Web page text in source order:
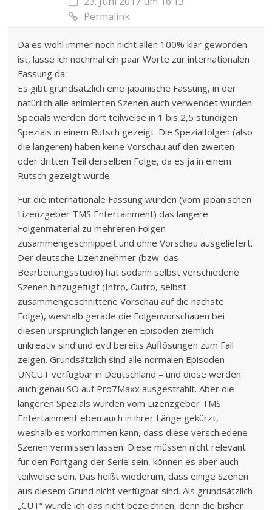
Permalink
Da es wohl immer noch nicht allen 100% klar geworden
ist, lasse ich nochmal ein paar Worte zur internationalen
Fassung da:
Es gibt grundsätzlich eine japanische Fassung, in der
natürlich alle animierten Szenen auch verwendet wurden.
Specials werden dort teilweise in 1 bis 2,5 stündigen
Spezials in einem Rutsch gezeigt. Die Spezialfolgen (also
die längeren) haben keine Vorschau auf den zweiten
oder dritten Teil derselben Folge, da es ja in einem
Rutsch gezeigt wurde.
Für die internationale Fassung wurden (vom japanischen
Lizenzgeber TMS Entertainment) das längere
Folgenmaterial zu mehreren Folgen
zusammengeschnippelt und ohne Vorschau ausgeliefert.
Der deutsche Lizenznehmer (bzw. das
Bearbeitungsstudio) hat sodann selbst verschiedene
Szenen hinzugefügt (Intro, Outro, selbst
zusammengeschnittene Vorschau auf die nächste
Folge), weshalb gerade die Folgenvorschauen bei
diesen ursprünglich längeren Episoden ziemlich
unkreativ sind und evtl bereits Auflösungen zum Fall
zeigen. Grundsätzlich sind alle normalen Episoden
UNCUT verfügbar in Deutschland – und diese werden
auch genau SO auf Pro7Maxx ausgestrahlt. Aber die
längeren Spezials wurden vom Lizenzgeber TMS
Entertainment eben auch in ihrer Länge gekürzt,
weshalb es vorkommen kann, dass diese verschiedene
Szenen vermissen lassen. Diese müssen nicht relevant
für den Fortgang der Serie sein, können es aber auch
teilweise sein. Das heißt wiederum, dass einige Szenen
aus diesem Grund nicht verfügbar sind. Als grundsätzlich
„CUT“ würde ich das nicht bezeichnen, denn die bisher